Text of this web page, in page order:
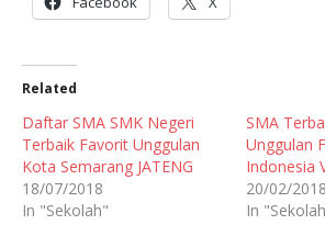
Related
Daftar SMA SMK Negeri
Terbaik Favorit Unggulan
Kota Semarang JATENG
18/07/2018
In "Sekolah"
SMA
Unggulan
Indonesia
20/02/2018
In